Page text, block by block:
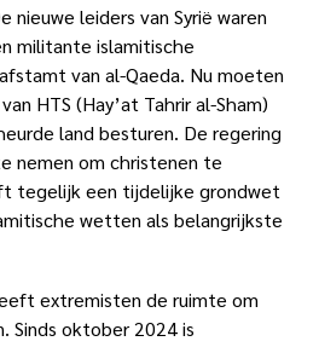
nieuwe leiders van Syrië waren
militante islamitische
van al-Qaeda. Nu moeten
HTS (Hay’at Tahrir al-Sham)
land besturen. De regering
nemen om christenen te
tegelijk een tijdelijke grondwet
wetten als belangrijkste
extremisten de ruimte om
Sinds oktober 2024 is